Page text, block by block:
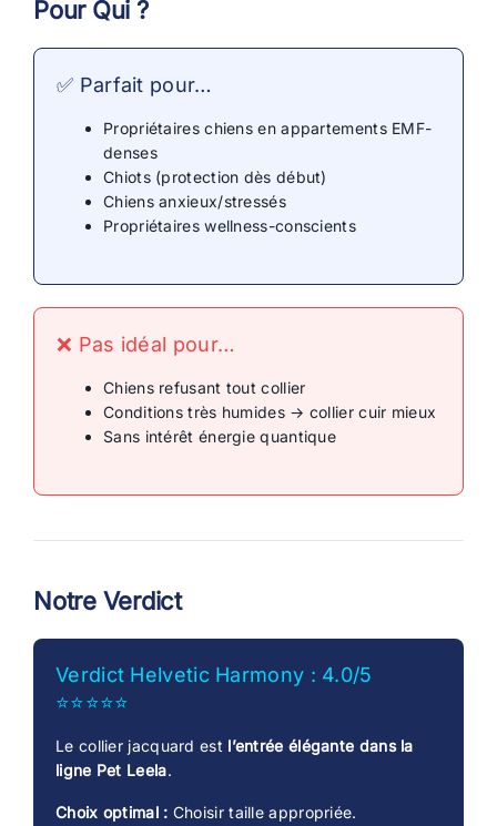
Pour Qui ?
✅ Parfait pour…
Propriétaires chiens en appartements EMF-
denses
Chiots (protection dès début)
Chiens anxieux/stressés
Propriétaires wellness-conscients
❌ Pas idéal pour…
Chiens refusant tout collier
Conditions très humides → collier cuir mieux
Sans intérêt énergie quantique
Notre Verdict
Verdict Helvetic Harmony : 4.0/5
⭐⭐⭐⭐⭐
Le collier jacquard est l’entrée élégante dans la
ligne Pet Leela.
Choix optimal : Choisir taille appropriée.